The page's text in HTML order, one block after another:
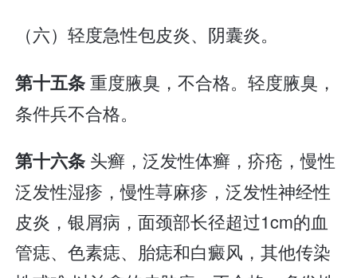
（六）轻度急性包皮炎、阴囊炎。
第十五条重度腋臭，不合格。轻度腋臭，
条件兵不合格。
第十六条 头癣，泛发性体癣，疥疮，慢性
泛发性湿疹，慢性荨麻疹，泛发性神经性
皮炎，银屑病，面颈部长径超过1cm的血
管痣、色素痣、胎痣和白癜风，其他传染